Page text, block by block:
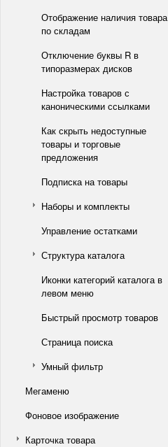
Отображение наличия товара
по складам
Отключение буквы R в
типоразмерах дисков
Настройка товаров с
каноническими ссылками
Как скрыть недоступные
товары и торговые
предложения
Подписка на товары
Наборы и комплекты
Управление остатками
Структура каталога
Иконки категорий каталога в
левом меню
Быстрый просмотр товаров
Страница поиска
Умный фильтр
Мегаменю
Фоновое изображение
Карточка товара